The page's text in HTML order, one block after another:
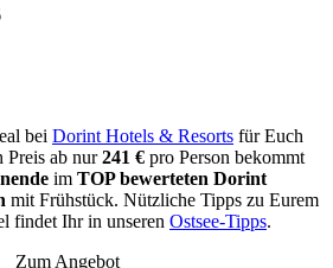
bei Dorint Hotels & Resorts für Euch
Preis ab nur241 € pro Person bekommt
im TOP bewerteten Dorint
mit Frühstück. Nützliche Tipps zu Eurem
findet Ihr in unseren Ostsee-Tipps.
Zum Angebot